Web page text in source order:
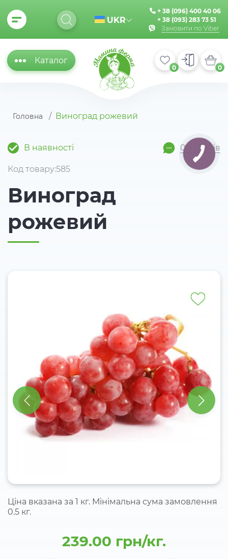
UKR
+ 38 (096) 400 40 06
+ 38 (093) 283 73 51
Замовити по Viber
Каталог
0 0
Головна Виноград рожевий
Код товару:585
Виноград
рожевий
В наявності 0 відгуків
Ціна вказана за 1 кг. Мінімальна сума замовлення
0.5 кг.
239.00 грн/кг.